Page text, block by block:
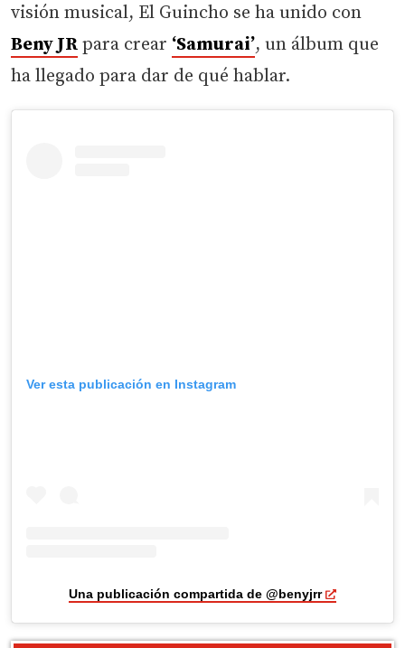
visión musical, El Guincho se ha unido con
Beny JR para crear ‘Samurai’, un álbum que
ha llegado para dar de qué hablar.
Ver esta publicación en Instagram
Una publicación compartida de @benyjrr